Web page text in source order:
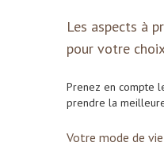
Les aspects à
pour votre
Prenez en compte
prendre la
Votre mode de vie